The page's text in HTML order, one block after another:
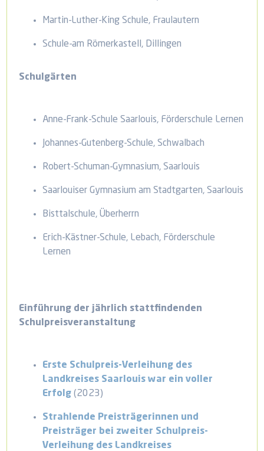
Martin-Luther-King Schule, Fraulautern
Schule-am Römerkastell, Dillingen
Schulgärten
Anne-Frank-Schule Saarlouis, Förderschule Lernen
Johannes-Gutenberg-Schule, Schwalbach
Robert-Schuman-Gymnasium, Saarlouis
Saarlouiser Gymnasium am Stadtgarten, Saarlouis
Bisttalschule, Überherrn
Erich-Kästner-Schule, Lebach, Förderschule
Lernen
Einführung der jährlich stattfindenden
Schulpreisveranstaltung
Erste Schulpreis-Verleihung des
Landkreises Saarlouis war ein voller
Erfolg (2023)
Strahlende Preisträgerinnen und
Preisträger bei zweiter Schulpreis-
Verleihung des Landkreises